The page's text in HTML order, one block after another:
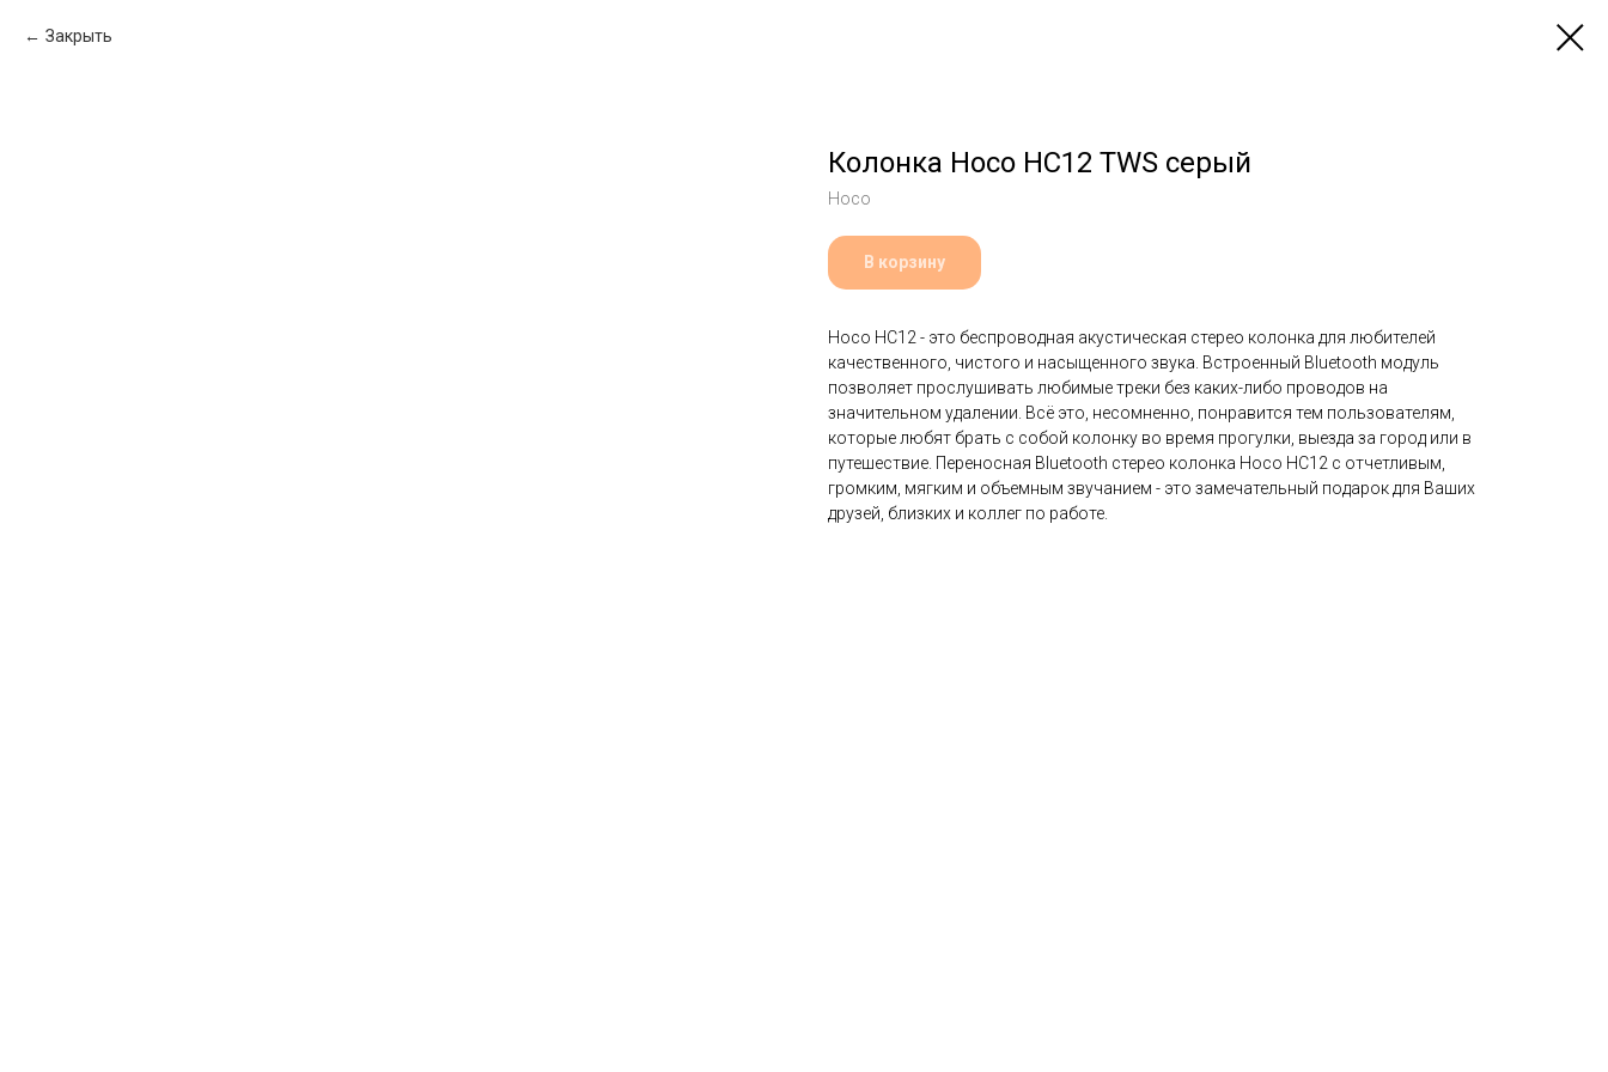
Закрыть
Колонка Hoco HC12 TWS серый
Hoco
В корзину
Hoco HC12 - это беспроводная акустическая стерео колонка для любителей
качественного, чистого и насыщенного звука. Встроенный Bluetooth модуль
позволяет прослушивать любимые треки без каких-либо проводов на
значительном удалении. Всё это, несомненно, понравится тем пользователям,
которые любят брать с собой колонку во время прогулки, выезда за город или в
путешествие. Переносная Bluetooth стерео колонка Hoco HC12 с отчетливым,
громким, мягким и объемным звучанием - это замечательный подарок для Ваших
друзей, близких и коллег по работе.